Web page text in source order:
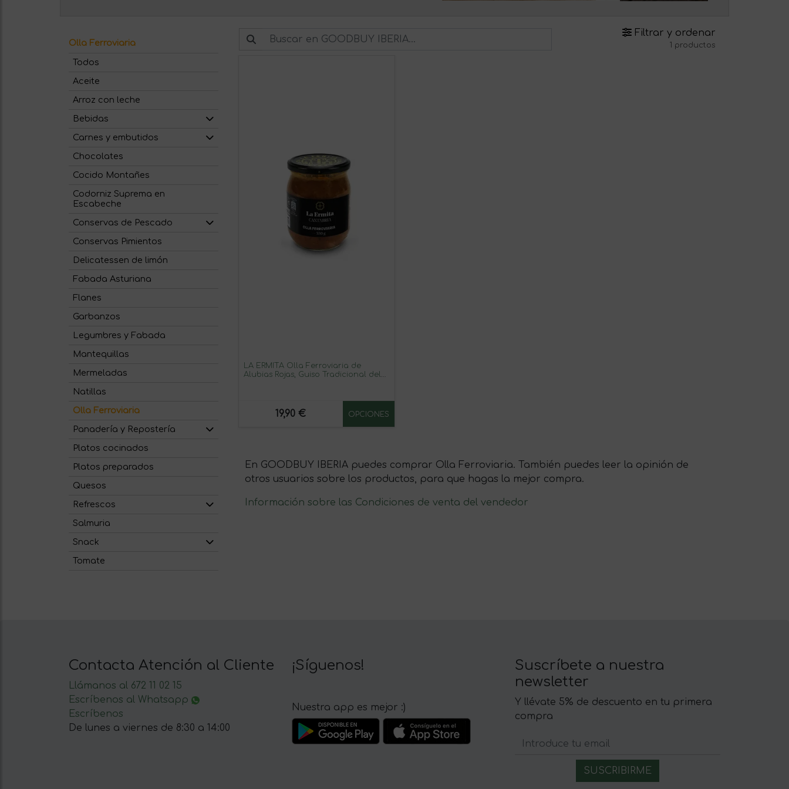
Olla Ferroviaria
Filtrar y ordenar
1 productos
Todos
Aceite
Arroz con leche
Bebidas
Carnes y embutidos
Chocolates
Cocido Montañes
Codorniz Suprema en
Escabeche
Conservas de Pescado
Conservas Pimientos
Delicatessen de limón
Fabada Asturiana
Flanes
Garbanzos
Legumbres y Fabada
Mantequillas
Mermeladas
Natillas
Olla Ferroviaria
Panadería y Repostería
Platos cocinados
Platos preparados
Quesos
Refrescos
Salmuria
Snack
Tomate
LA ERMITA Olla Ferroviaria de
Alubias Rojas, Guiso Tradicional del
Gluten, Conserva Estéril en Tarro de
Vidrio, Listo para Calentar, 550g
19,90 € OPCIONES
En GOODBUY IBERIA puedes comprar Olla Ferroviaria. También puedes leer la opinión de
otros usuarios sobre los productos, para que hagas la mejor compra.
Información sobre las Condiciones de venta del vendedor
Contacta Atención al Cliente
Llámanos al 672 11 02 15
Escríbenos al Whatsapp
Escríbenos
De lunes a viernes de 8:30 a 14:00
¡Síguenos!
Nuestra app es mejor :)
Suscríbete a nuestra
newsletter
Y llévate 5% de descuento en tu primera
compra